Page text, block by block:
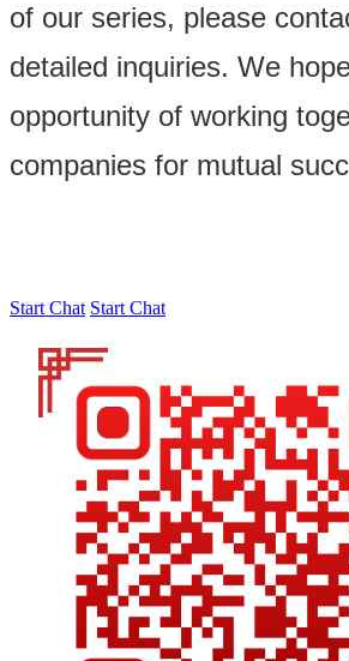
of our series, please
detailed inquiries. We
opportunity of working
companies for mutual
Start Chat Start Chat